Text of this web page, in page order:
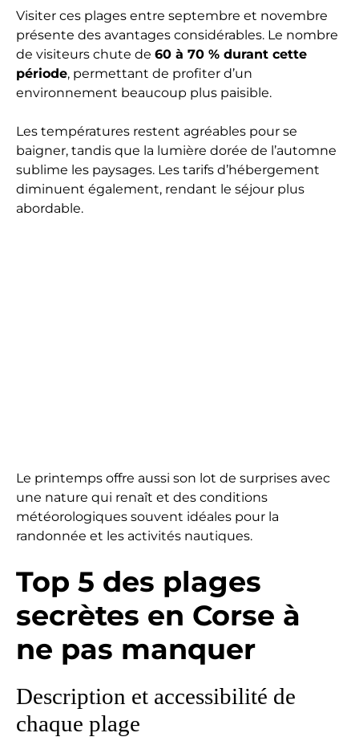
Visiter ces plages entre septembre et novembre
présente des avantages considérables. Le nombre
de visiteurs chute de 60 à 70 % durant cette
période, permettant de profiter d’un
environnement beaucoup plus paisible.
Les températures restent agréables pour se
baigner, tandis que la lumière dorée de l’automne
sublime les paysages. Les tarifs d’hébergement
diminuent également, rendant le séjour plus
abordable.
Le printemps offre aussi son lot de surprises avec
une nature qui renaît et des conditions
météorologiques souvent idéales pour la
randonnée et les activités nautiques.
Top 5 des plages
secrètes en Corse à
ne pas manquer
Description et accessibilité de
chaque plage